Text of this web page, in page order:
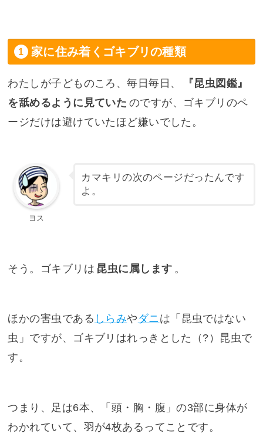
家に住み着くゴキブリの種類
わたしが子どものころ、毎日毎日、
『昆虫図鑑』
を舐めるように見ていた のですが、ゴキブリのペ
ージだけは避けていたほど嫌いでした。
ヨス
カマキリの次のページだったんです
よ。
そう。ゴキブリは 昆虫に属します 。
ほかの害虫である しらみや ダニは「昆虫ではない
虫」ですが、ゴキブリはれっきとした（?）昆虫で
す。
つまり、足は6本、「頭・胸・腹」の3部に身体が
わかれていて、羽が4枚あるってことです。